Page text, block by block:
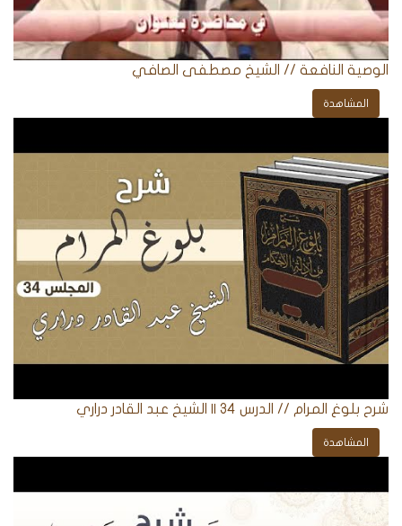
المخطوطات
الردود
الفتاوى
الشرعية
الوصية النافعة // الشيخ مصطفى الصافي
المشاهدة
شرح بلوغ المرام // الدرس 34 || الشيخ عبد القادر دراري
المشاهدة